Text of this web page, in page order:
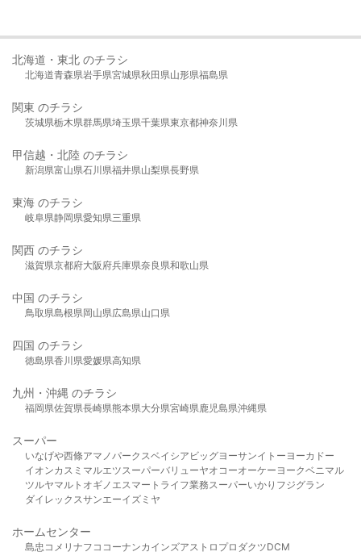
北海道・東北 のチラシ
北海道青森県岩手県宮城県秋田県山形県福島県
関東 のチラシ
茨城県栃木県群馬県埼玉県千葉県東京都神奈川県
甲信越・北陸 のチラシ
新潟県富山県石川県福井県山梨県長野県
東海 のチラシ
岐阜県静岡県愛知県三重県
関西 のチラシ
滋賀県京都府大阪府兵庫県奈良県和歌山県
中国 のチラシ
鳥取県島根県岡山県広島県山口県
四国 のチラシ
徳島県香川県愛媛県高知県
九州・沖縄 のチラシ
福岡県佐賀県長崎県熊本県大分県宮崎県鹿児島県沖縄県
スーパー
いなげや西條アマノパークスベイシア ビッグヨーサンイトーヨーカドー
イオンカスミ マルエツスーパーバリューヤオコーオーケー ヨークベニマル
ツルヤマルト オギノ エスマート ライフ業務スーパーいかり フジグラン
ダイレックスサンエーイズミヤ
ホームセンター
島忠 コメリ ナフコ コーナンカインズアストロプロダクツDCM